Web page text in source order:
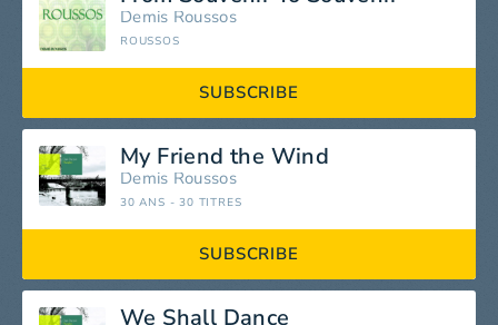
Demis Roussos
ROUSSOS
SUBSCRIBE
My Friend the Wind
Demis Roussos
30 ANS - 30 TITRES
SUBSCRIBE
We Shall Dance